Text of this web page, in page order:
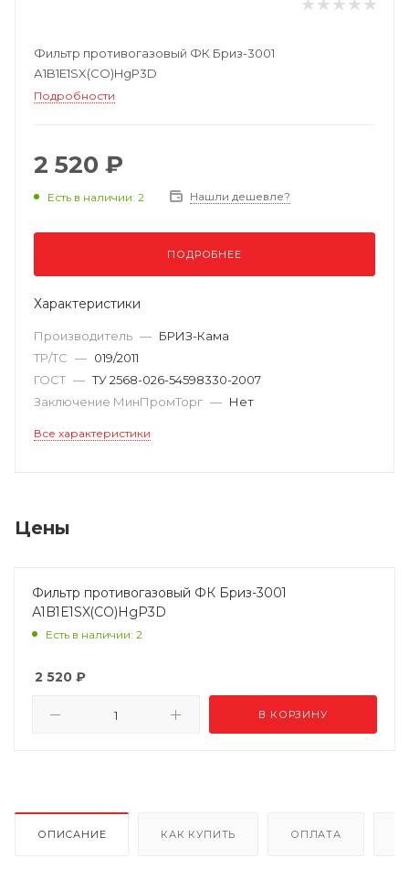
Фильтр противогазовый ФК Бриз-3001
А1B1E1SX(CO)HgP3D
Подробности
2 520 ₽
Есть в наличии: 2 Нашли дешевле?
ПОДРОБНЕЕ
Характеристики
Производитель — БРИЗ-Кама
ТР/ТС — 019/2011
ГОСТ — ТУ 2568-026-54598330-2007
Заключение МинПромТорг — Нет
Все характеристики
Цены
Фильтр противогазовый ФК Бриз-3001
А1B1E1SX(CO)HgP3D
Есть в наличии: 2
2 520 ₽
В КОРЗИНУ
ОПИСАНИЕ КАК КУПИТЬ ОПЛАТА